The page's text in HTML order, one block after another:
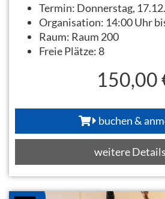
Termin: Donnerstag,
Organisation: 14:00 Uhr
Raum: Raum 200
Freie Plätze: 8
150,00
buchen &
weitere Details